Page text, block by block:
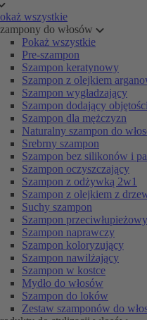
wszystkie
do włosów
Pokaż wszystkie
Pre-szampon
Szampon keratynowy
Szampon z olejkiem
Szampon wygładzający
Szampon dodający objętości
Szampon dla mężczyzn
Naturalny szampon do
Srebrny szampon
Szampon bez silikonów i
Szampon oczyszczający
Szampon z odżywką 2w1
Szampon z olejkiem z
Suchy szampon
Szampon przeciwłupieżowy
Szampon naprawczy
Szampon koloryzujący
Szampon nawilżający
Szampon w kostce
Mydło do włosów
Szampon do loków
Zestaw szamponów do